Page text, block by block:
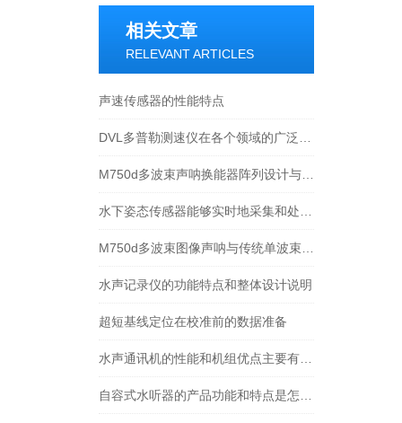
相关文章
RELEVANT ARTICLES
声速传感器的性能特点
水声记录仪的功能特点和整体设计说明
超短基线定位在校准前的数据准备